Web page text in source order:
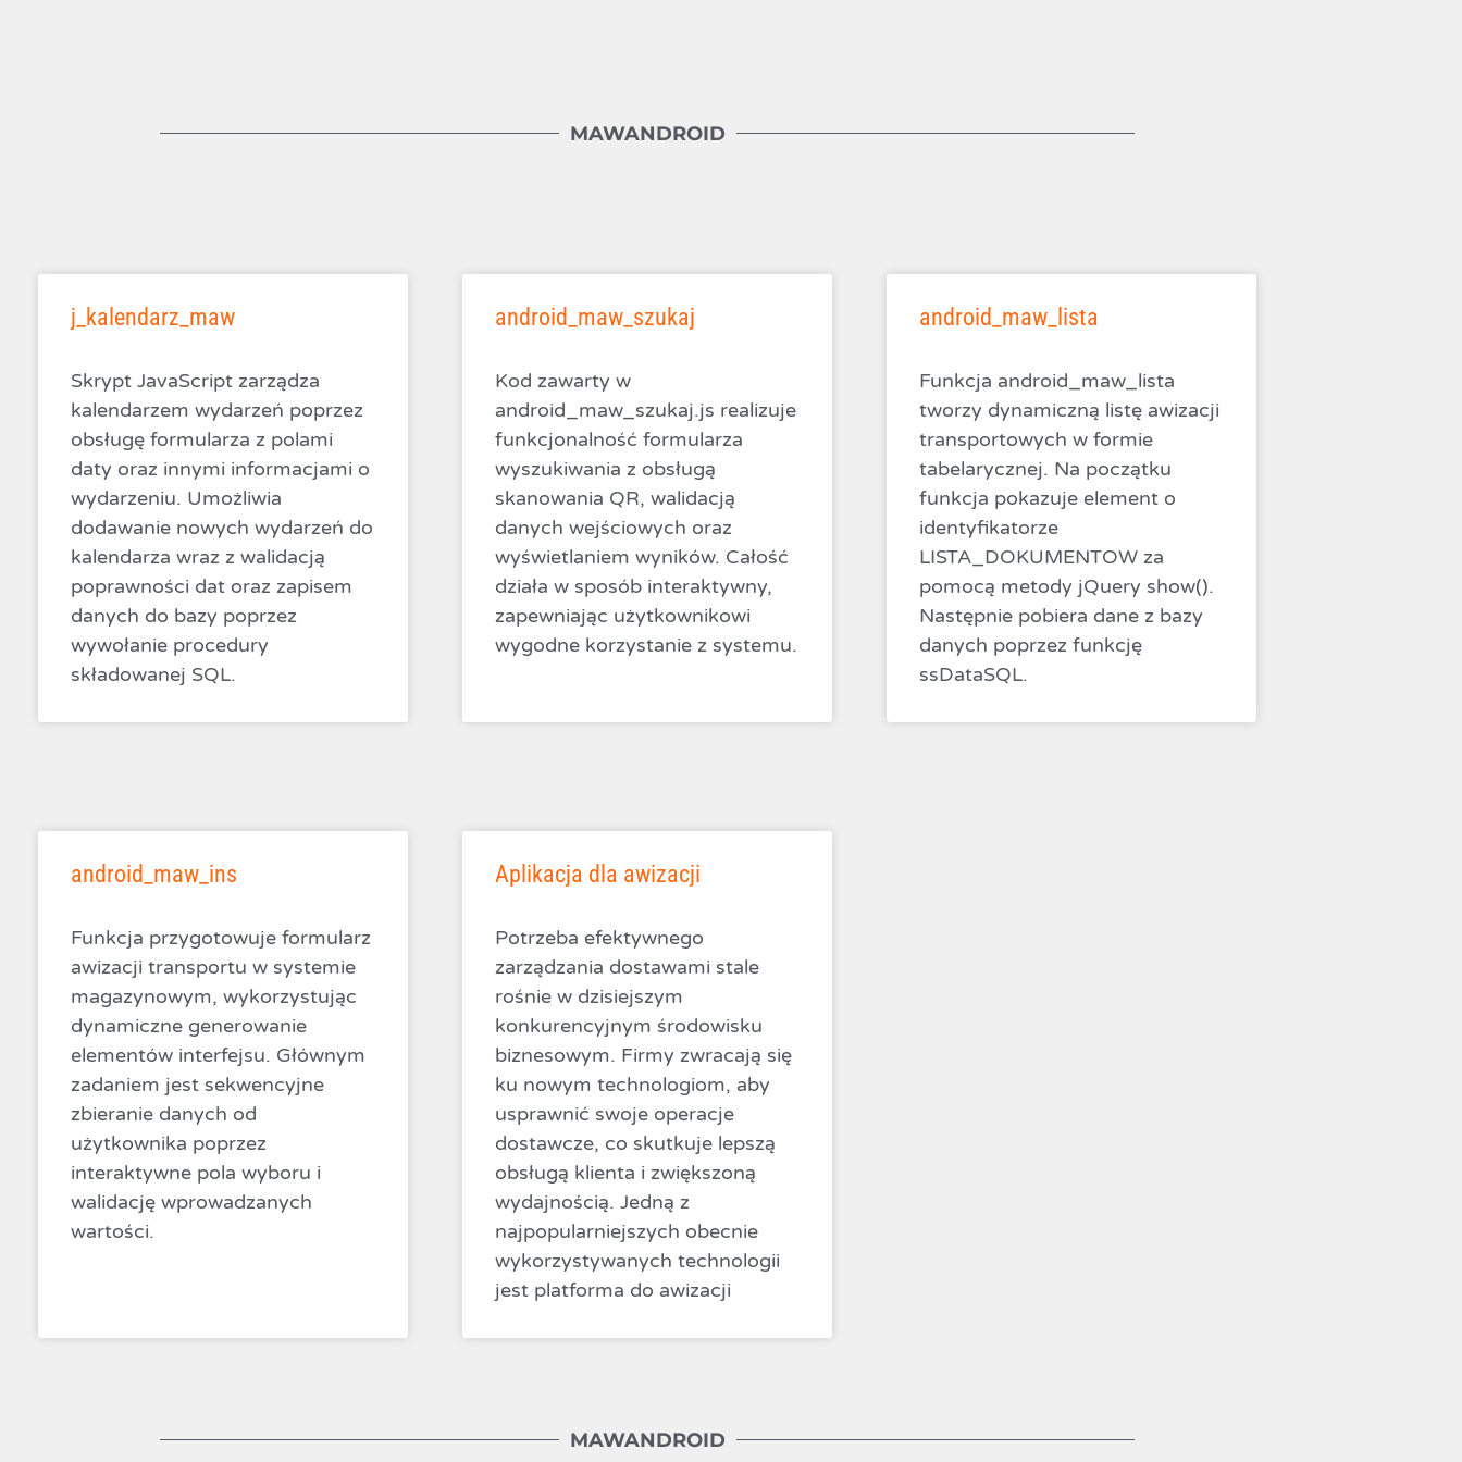
MAWANDROID
j_kalendarz_maw
Skrypt JavaScript zarządza
kalendarzem wydarzeń poprzez
obsługę formularza z polami
daty oraz innymi informacjami o
wydarzeniu. Umożliwia
dodawanie nowych wydarzeń do
kalendarza wraz z walidacją
poprawności dat oraz zapisem
danych do bazy poprzez
wywołanie procedury
składowanej SQL.
android_maw_szukaj
Kod zawarty w
android_maw_szukaj.js realizuje
funkcjonalność formularza
wyszukiwania z obsługą
skanowania QR, walidacją
danych wejściowych oraz
wyświetlaniem wyników. Całość
działa w sposób interaktywny,
zapewniając użytkownikowi
wygodne korzystanie z systemu.
android_maw_lista
Funkcja android_maw_lista
tworzy dynamiczną listę awizacji
transportowych w formie
tabelarycznej. Na początku
funkcja pokazuje element o
identyfikatorze
LISTA_DOKUMENTOW za
pomocą metody jQuery show().
Następnie pobiera dane z bazy
danych poprzez funkcję
ssDataSQL.
android_maw_ins
Funkcja przygotowuje formularz
awizacji transportu w systemie
magazynowym, wykorzystując
dynamiczne generowanie
elementów interfejsu. Głównym
zadaniem jest sekwencyjne
zbieranie danych od
użytkownika poprzez
interaktywne pola wyboru i
walidację wprowadzanych
wartości.
Aplikacja dla awizacji
Potrzeba efektywnego
zarządzania dostawami stale
rośnie w dzisiejszym
konkurencyjnym środowisku
biznesowym. Firmy zwracają się
ku nowym technologiom, aby
usprawnić swoje operacje
dostawcze, co skutkuje lepszą
obsługą klienta i zwiększoną
wydajnością. Jedną z
najpopularniejszych obecnie
wykorzystywanych technologii
jest platforma do awizacji
MAWANDROID